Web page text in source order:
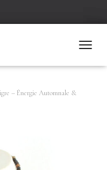
O
– Énergie Automnale &